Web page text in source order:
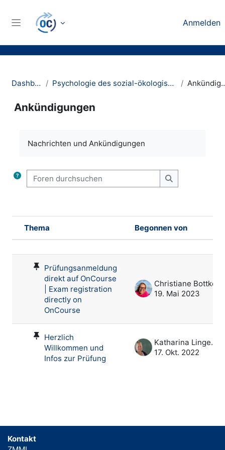
Website-Übersicht
Anmelden
Dashboard Psychologie des sozial-ökologischen Wandels
Ankündigungen
Nachrichten und Ankündigungen
Foren durchsuchen
Foren
Status
Thema Begonnen von
Prüfungsanmeldung
direkt auf OnCourse
| Exam registration
directly on
OnCourse
Christiane Bottke
19. Mai 2023
Herzlich
Willkommen und
Infos zur Prüfung
Katharina Lingenau
17. Okt. 2022
Kontakt